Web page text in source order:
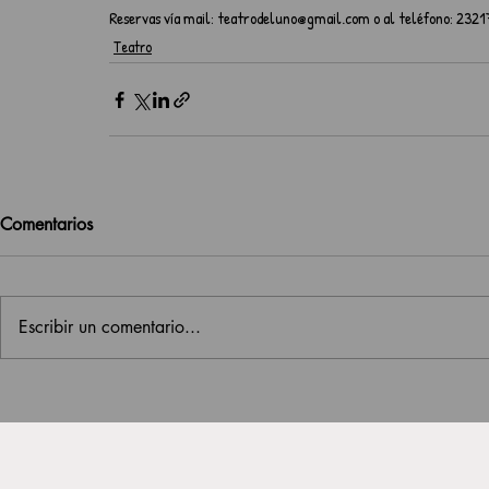
Reservas vía mail: teatrodeluno@gmail.com o al teléfono:
Teatro
Comentarios
Escribir un comentario...